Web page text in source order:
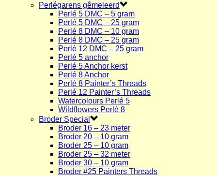
Perlégarens gêmeleerd
Perlé 5 DMC – 5 gram
Perlé 5 DMC – 25 gram
Perlé 8 DMC – 10 gram
Perlé 8 DMC – 25 gram
Perlé 12 DMC – 25 gram
Perlé 5 anchor
Perlé 5 Anchor kerst
Perlé 8 Anchor
Perlé 8 Painter’s Threads
Perlé 12 Painter’s Threads
Watercolours Perlé 5
Wildflowers Perlé 8
Broder Special
Broder 16 – 23 meter
Broder 20 – 10 gram
Broder 25 – 10 gram
Broder 25 – 32 meter
Broder 30 – 10 gram
Broder #25 Painters Threads